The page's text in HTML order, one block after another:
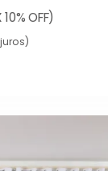
10% OFF)